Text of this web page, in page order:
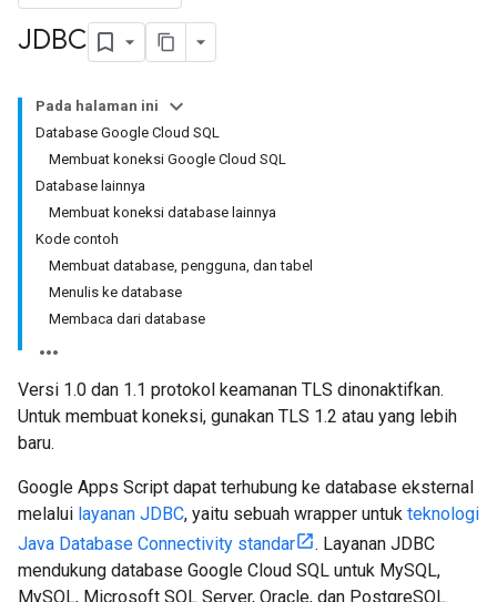
JDBC
Pada halaman ini
Database Google Cloud SQL
Membuat koneksi Google Cloud SQL
Database lainnya
Membuat koneksi database lainnya
Kode contoh
Membuat database, pengguna, dan tabel
Menulis ke database
Membaca dari database
Versi 1.0 dan 1.1 protokol keamanan TLS dinonaktifkan.
Untuk membuat koneksi, gunakan TLS 1.2 atau yang lebih
baru.
Google Apps Script dapat terhubung ke database eksternal
melalui layanan JDBC, yaitu sebuah wrapper untuk teknologi
Java Database Connectivity standar
. Layanan JDBC
mendukung database Google Cloud SQL untuk MySQL,
MySQL, Microsoft SQL Server, Oracle, dan PostgreSQL.